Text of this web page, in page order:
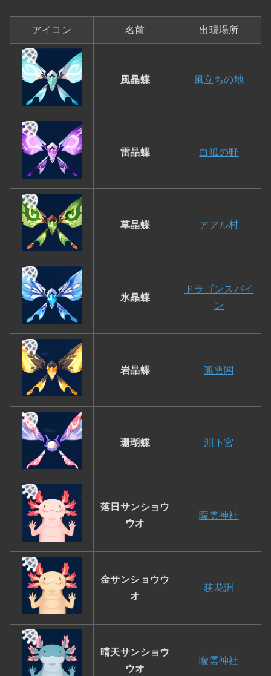
アイコン 名前 出現場所
風晶蝶 風立ちの地
雷晶蝶 白狐の野
草晶蝶 アアル村
氷晶蝶
ドラゴンスパイ
ン
岩晶蝶 孤雲閣
珊瑚蝶 淵下宮
落日サンショウ
ウオ
曚雲神社
金サンショウウ
オ
荻花洲
晴天サンショウ
ウオ
曚雲神社